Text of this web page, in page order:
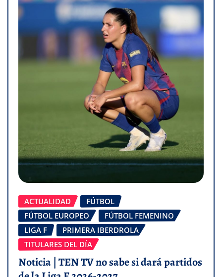
ACTUALIDAD
FÚTBOL
FÚTBOL EUROPEO
FÚTBOL FEMENINO
LIGA F
PRIMERA IBERDROLA
TITULARES DEL DÍA
Noticia | TEN TV no sabe si dará partidos